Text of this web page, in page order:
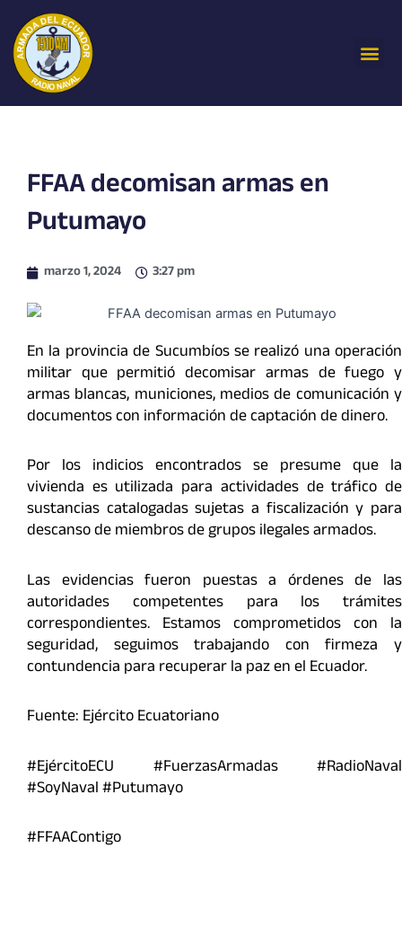
contenido
FFAA decomisan armas en
Putumayo
marzo 1, 2024 3:27 pm
En la provincia de Sucumbíos se realizó una operación
militar que permitió decomisar armas de fuego y
armas blancas, municiones, medios de comunicación y
documentos con información de captación de dinero.
Por los indicios encontrados se presume que la
vivienda es utilizada para actividades de tráfico de
sustancias catalogadas sujetas a fiscalización y para
descanso de miembros de grupos ilegales armados.
Las evidencias fueron puestas a órdenes de las
autoridades competentes para los trámites
correspondientes. Estamos comprometidos con la
seguridad, seguimos trabajando con firmeza y
contundencia para recuperar la paz en el Ecuador.
Fuente: Ejército Ecuatoriano
#EjércitoECU #FuerzasArmadas #RadioNaval
#SoyNaval #Putumayo
#FFAAContigo